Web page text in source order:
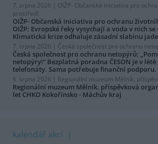
7. srpna 2026 | OIŽP- Občanská iniciativa pro
prostředí
OIŽP- Občanská iniciativa pro ochranu
OIŽP: Evropské řeky vysychají a voda v nich
Klimatická krize odhaluje zásadní slabinu
7. srpna 2026 | Česká společnost pro ochranu
Česká společnost pro ochranu netopýrů:
netopýry!“ Bezplatná poradna ČESON je v
telefonáty. Sama potřebuje finanční podporu.
6. srpna 2026 | Regionální muzeum Mělník,
Regionální muzeum Mělník, příspěvková
let CHKO Kokořínsko - Máchův kraj
kalendář akcí